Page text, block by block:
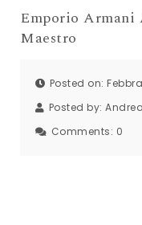
Emporio Armani
Maestro
Posted on:
Posted by:
Comments: 0